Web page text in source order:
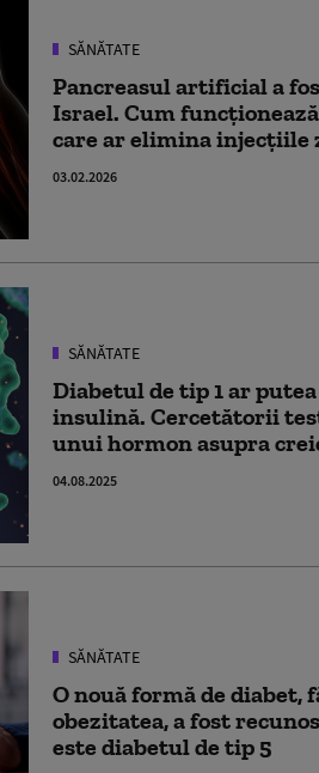
SĂNĂTATE
Pancreasul artificial a
Israel. Cum
care ar elimina injecțiile
03.02.2026
SĂNĂTATE
Diabetul de tip 1 ar
insulină. Cercetătorii
unui hormon asupra
04.08.2025
SĂNĂTATE
O nouă formă de diabet,
obezitatea, a fost
este diabetul de tip 5